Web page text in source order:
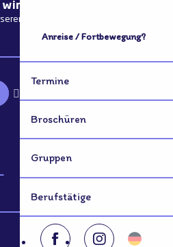
Anreise / Fortbewegung?
Termine
Broschüren
Gruppen
Berufstätige
wir in Kontakt
aktuellen Nachrichten
Gruppen